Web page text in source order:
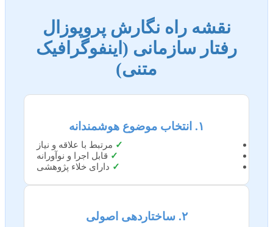
نقشه راه نگارش پروپوزال
رفتار سازمانی (اینفوگرافیک
متنی)
۱. انتخاب موضوع هوشمندانه
✓ مرتبط با علاقه و نیاز
✓ قابل اجرا و نوآورانه
✓ دارای خلاء پژوهشی
۲. ساختاردهی اصولی